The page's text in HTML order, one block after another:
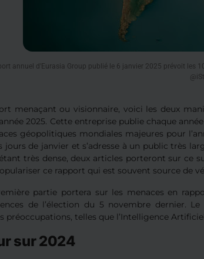
annuel d'Eurasia Group publié le 6 janvier 2025 prévoit les
menaçant ou visionnaire, voici les deux
2025. Cette entreprise publie chaque
géopolitiques mondiales majeures pour
jours de janvier et s’adresse à un public très
très dense, deux articles porteront sur ce
ce rapport qui est souvent source de
partie portera sur les menaces en
de l’élection du 5 novembre dernier.
préoccupations, telles que l’Intelligence
sur 2024